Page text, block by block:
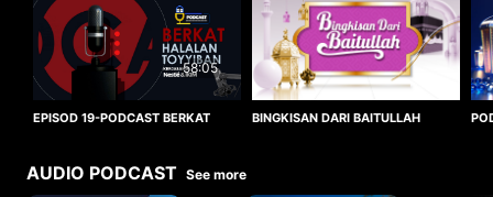
58:05
EPISOD 19-PODCAST BERKAT
BINGKISAN DARI BAITULLAH
AUDIO PODCAST See more